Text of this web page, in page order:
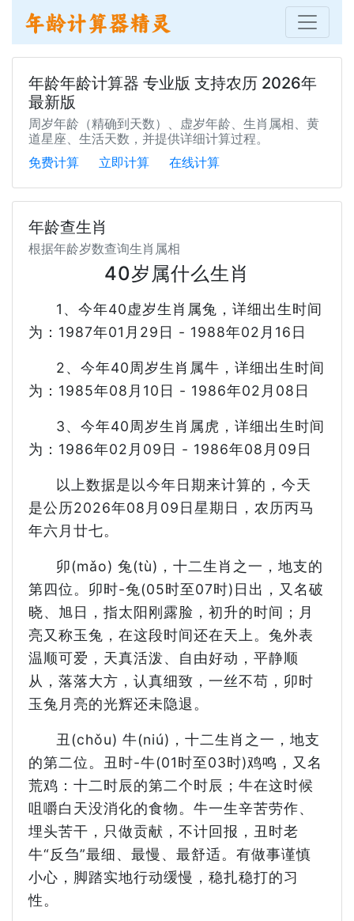
年龄年龄计算器 专业版 支持农历 2026年
最新版
周岁年龄（精确到天数）、虚岁年龄、生肖属相、黄
道星座、生活天数，并提供详细计算过程。
免费计算
立即计算 在线计算
年龄查生肖
根据年龄岁数查询生肖属相
40岁属什么生肖
1、今年40虚岁生肖属兔，详细出生时间
为：1987年01月29日 - 1988年02月16日
2、今年40周岁生肖属牛，详细出生时间
为：1985年08月10日 - 1986年02月08日
3、今年40周岁生肖属虎，详细出生时间
为：1986年02月09日 - 1986年08月09日
以上数据是以今年日期来计算的，今天
是公历2026年08月09日星期日，农历丙马
年六月廿七。
卯(mǎo) 兔(tù)，十二生肖之一，地支的
第四位。卯时-兔(05时至07时)日出，又名破
晓、旭日，指太阳刚露脸，初升的时间；月
亮又称玉兔，在这段时间还在天上。兔外表
温顺可爱，天真活泼、自由好动，平静顺
从，落落大方，认真细致，一丝不苟，卯时
玉兔月亮的光辉还未隐退。
丑(chǒu) 牛(niú)，十二生肖之一，地支
的第二位。丑时-牛(01时至03时)鸡鸣，又名
荒鸡：十二时辰的第二个时辰；牛在这时候
咀嚼白天没消化的食物。牛一生辛苦劳作、
埋头苦干，只做贡献，不计回报，丑时老
牛“反刍”最细、最慢、最舒适。有做事谨慎
小心，脚踏实地行动缓慢，稳扎稳打的习
性。